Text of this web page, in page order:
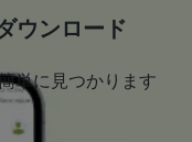
ウンロード
単に見つかります